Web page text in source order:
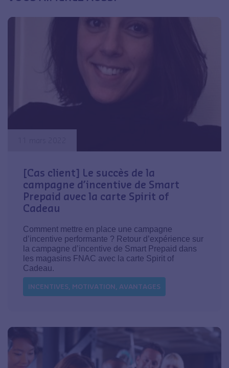
[Cas client] Le succès de la
campagne d’incentive de Smart
Prepaid avec la carte Spirit of
Cadeau
Comment mettre en place une campagne
d’incentive performante ? Retour d’expérience sur
la campagne d’incentive de Smart Prepaid dans
les magasins FNAC avec la carte Spirit of
Cadeau.
INCENTIVES, MOTIVATION, AVANTAGES